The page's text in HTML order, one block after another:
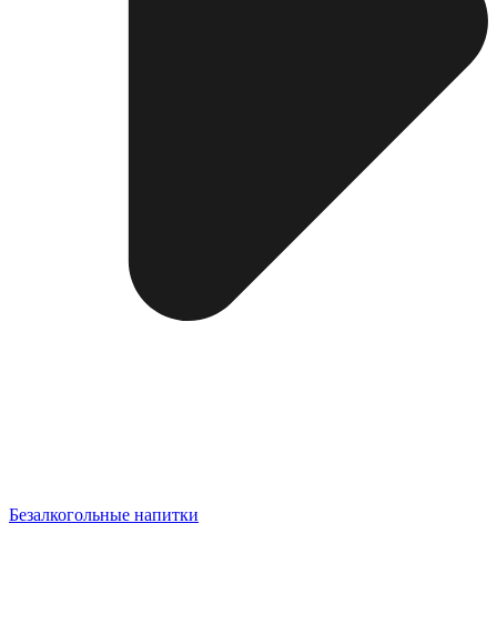
Безалкогольные напитки